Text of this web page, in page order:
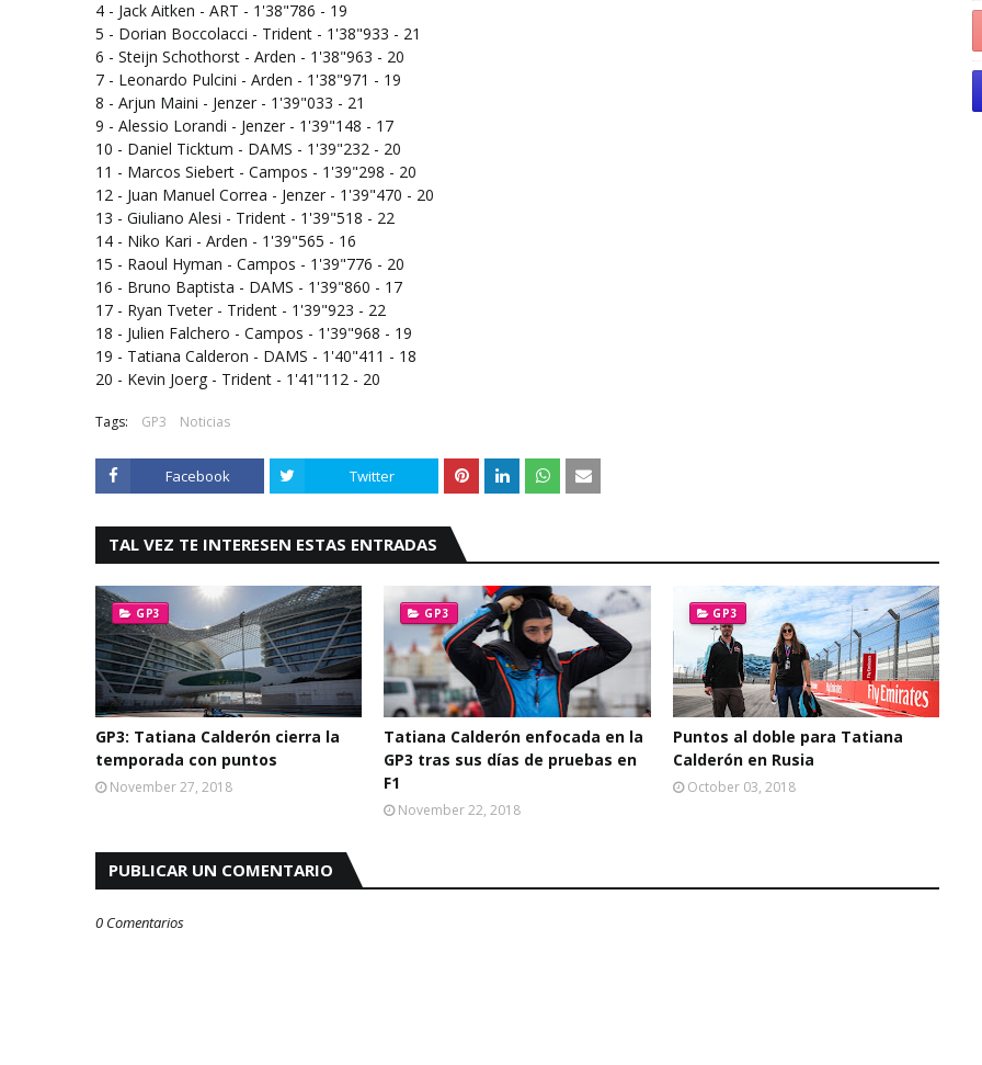
4 - Jack Aitken - ART - 1'38"786 - 19
5 - Dorian Boccolacci - Trident - 1'38"933 - 21
6 - Steijn Schothorst - Arden - 1'38"963 - 20
7 - Leonardo Pulcini - Arden - 1'38"971 - 19
8 - Arjun Maini - Jenzer - 1'39"033 - 21
9 - Alessio Lorandi - Jenzer - 1'39"148 - 17
10 - Daniel Ticktum - DAMS - 1'39"232 - 20
11 - Marcos Siebert - Campos - 1'39"298 - 20
12 - Juan Manuel Correa - Jenzer - 1'39"470 - 20
13 - Giuliano Alesi - Trident - 1'39"518 - 22
14 - Niko Kari - Arden - 1'39"565 - 16
15 - Raoul Hyman - Campos - 1'39"776 - 20
16 - Bruno Baptista - DAMS - 1'39"860 - 17
17 - Ryan Tveter - Trident - 1'39"923 - 22
18 - Julien Falchero - Campos - 1'39"968 - 19
19 - Tatiana Calderon - DAMS - 1'40"411 - 18
20 - Kevin Joerg - Trident - 1'41"112 - 20
Tags: GP3 Noticias
Facebook Twitter
TAL VEZ TE INTERESEN ESTAS ENTRADAS
GP3
GP3: Tatiana Calderón cierra la
temporada con puntos
November 27, 2018
GP3
Tatiana Calderón enfocada en la
GP3 tras sus días de pruebas en
F1
November 22, 2018
GP3
Puntos al doble para Tatiana
Calderón en Rusia
October 03, 2018
PUBLICAR UN COMENTARIO
0 Comentarios